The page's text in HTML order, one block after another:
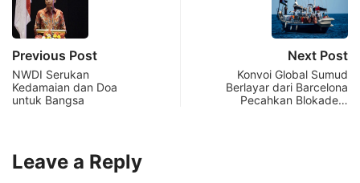
Previous Post
NWDI Serukan
Kedamaian dan Doa
untuk Bangsa
Next Post
Konvoi Global Sumud
Berlayar dari Barcelona
Pecahkan Blokade…
Leave a Reply